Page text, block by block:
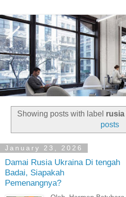
Showing posts with label
posts
January 23, 2026
Damai Rusia Ukraina Di tengah
Badai, Siapakah
Pemenangnya?